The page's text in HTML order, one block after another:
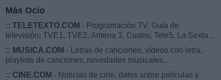
Más Ocio
:: TELETEXTO.COM - Programación TV. Guía de
televisión: TVE1, TVE2, Antena 3, Cuatro, Tele5, La Sexta...
:: MUSICA.COM - Letras de canciones, vídeos con letra,
playlists de canciones, novedades musicales...
:: CINE.COM - Noticias de cine, datos sobre películas y